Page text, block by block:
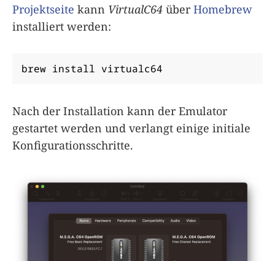
Projektseite kann VirtualC64 überHomebrew
installiert werden:
brew install virtualc64
Nach der Installation kann der Emulator
gestartet werden und verlangt einige initiale
Konfigurationsschritte.